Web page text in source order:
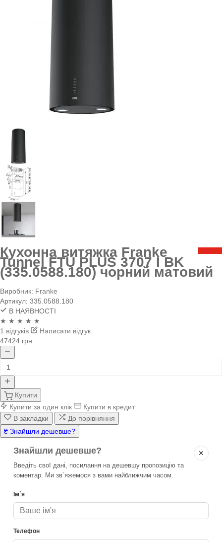
Кухонна витяжка Franke
Tunnel FTU PLUS 3707 I BK
(335.0588.180) чорний матовий
Виробник: Franke
Артикул: 335.0588.180
В НАЯВНОСТІ
★ ★ ★ ★ ★
1 відгуків
Написати відгук
47424 грн.
Купити
Купити за один клік
Купити в кредит
В закладки
До порівняння
₴ Знайшли дешевше?
✕
Знайшли дешевше?
Введіть свої дані, посилання на дешевшу пропозицію та
коментар. Ми зв`яжемося з вами найближчим часом.
Ім`я
Телефон